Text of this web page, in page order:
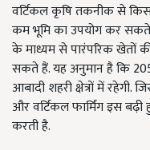
वर्टिकल कृषि तकनीक से
कम भूमि का उपयोग कर
के माध्यम से पारंपरिक खेतों
सकते हैं. यह अनुमान है कि
आबादी शहरी क्षेत्रों में रहेगी.
और वर्टिकल फार्मिंग इस
करती है.